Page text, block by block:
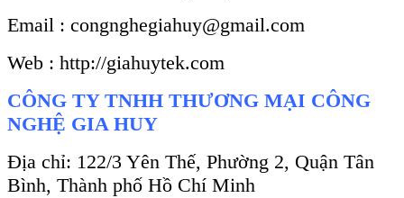
Email : congnghegiahuy@gmail.com
Web : http://giahuytek.com
CÔNG TY TNHH THƯƠNG MẠI CÔNG
NGHỆ GIA HUY
Địa chỉ: 122/3 Yên Thế, Phường 2, Quận Tân
Bình, Thành phố Hồ Chí Minh